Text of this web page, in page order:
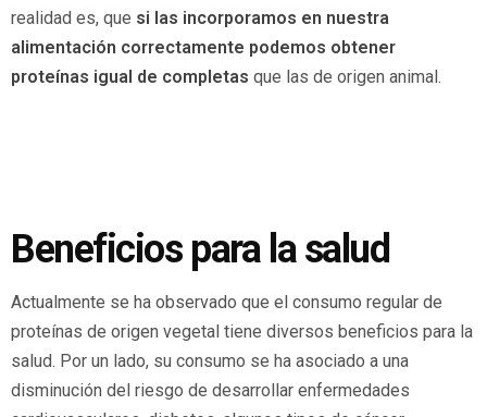
realidad es, que si las incorporamos en nuestra
alimentación correctamente podemos obtener
proteínas igual de completas que las de origen animal.
Beneficios para la salud
Actualmente se ha observado que el consumo regular de
proteínas de origen vegetal tiene diversos beneficios para la
salud. Por un lado, su consumo se ha asociado a una
disminución del riesgo de desarrollar enfermedades